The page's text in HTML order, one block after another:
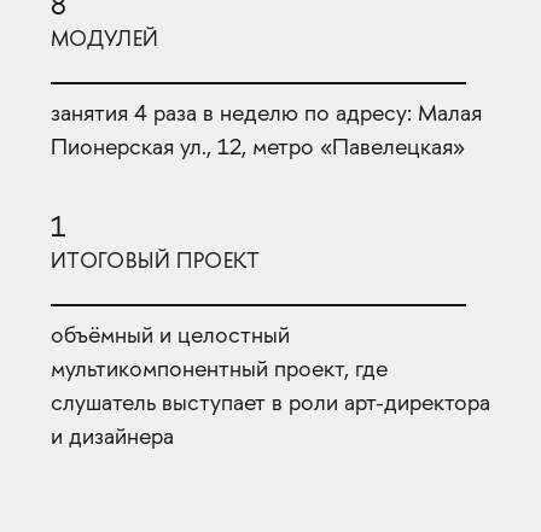
8
МОДУЛЕЙ
занятия 4 раза в неделю по адресу: Малая
Пионерская ул., 12, метро «Павелецкая»
1
ИТОГОВЫЙ ПРОЕКТ
объёмный и целостный
мультикомпонентный проект, где
слушатель выступает в роли арт-директора
и дизайнера